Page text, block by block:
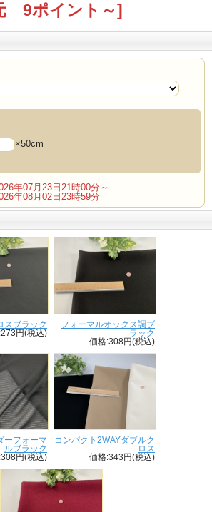
9ポイント～]
×50cm
年07月23日21時00分～
年08月02日23時59分
スブラック
円(税込)
フォーマルオックス調ブ
ラック
価格:308円(税込)
ーフォーマ
ルブラック
円(税込)
コンパクト2WAYダブルク
ロス
価格:343円(税込)